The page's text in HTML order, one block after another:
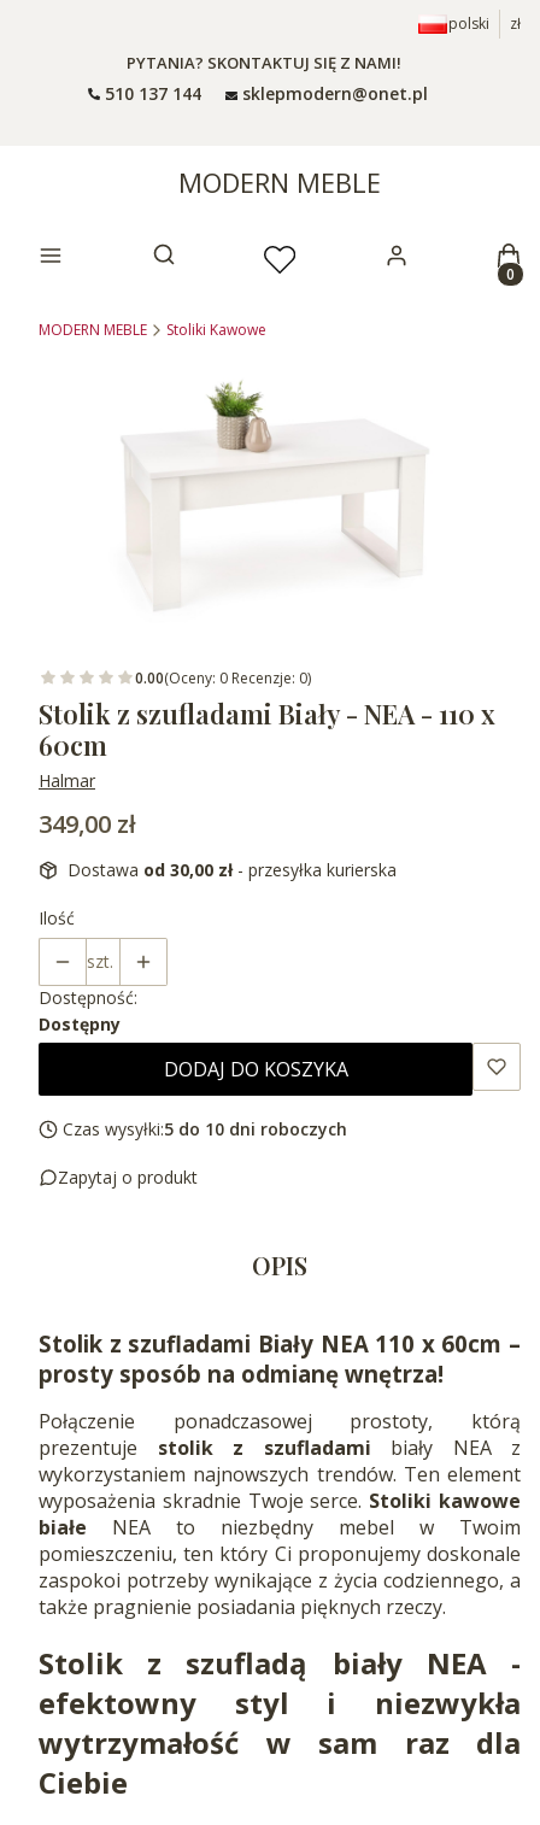
polski zł
PYTANIA? SKONTAKTUJ SIĘ Z NAMI!
510 137 144 sklepmodern@onet.pl
MODERN MEBLE
Otwórz wyszukiwarkę
MODERN MEBLE Stoliki Kawowe
0.00(Oceny: 0 Recenzje: 0)
Stolik z szufladami Biały - NEA - 110 x
60cm
Halmar
Cena
349,00 zł
Dostawa od 30,00 zł - przesyłka kurierska
Ilość
szt.
Dostępność:
Dostępny
DODAJ DO KOSZYKA
Czas wysyłki:5 do 10 dni roboczych
Zapytaj o produkt
OPIS
Stolik z szufladami Biały NEA 110 x 60cm –
prosty sposób na odmianę wnętrza!
Połączenie ponadczasowej prostoty, którą
prezentuje stolik z szufladami biały NEA z
wykorzystaniem najnowszych trendów. Ten element
wyposażenia skradnie Twoje serce. Stoliki kawowe
białe NEA to niezbędny mebel w Twoim
pomieszczeniu, ten który Ci proponujemy doskonale
zaspokoi potrzeby wynikające z życia codziennego, a
także pragnienie posiadania pięknych rzeczy.
Stolik z szufladą biały NEA -
efektowny styl i niezwykła
wytrzymałość w sam raz dla
Ciebie